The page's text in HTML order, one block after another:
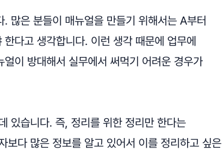
많은 분들이 매뉴얼을 만들기 위해서는 A부터
다고 생각합니다. 이런 생각 때문에 업무에
이 방대해서 실무에서 써먹기 어려운 경우가
있습니다. 즉, 정리를 위한 정리만 한다는
보다 많은 정보를 알고 있어서 이를 정리하고 싶은